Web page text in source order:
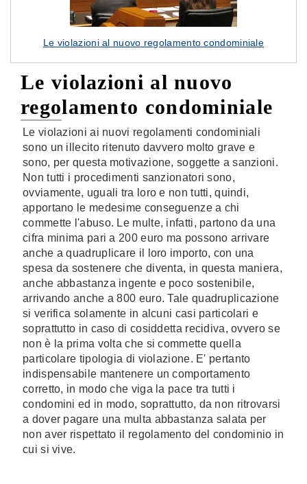
Le violazioni al nuovo regolamento condominiale
Le violazioni al nuovo
regolamento condominiale
Le violazioni ai nuovi regolamenti condominiali
sono un illecito ritenuto davvero molto grave e
sono, per questa motivazione, soggette a sanzioni.
Non tutti i procedimenti sanzionatori sono,
ovviamente, uguali tra loro e non tutti, quindi,
apportano le medesime conseguenze a chi
commette l'abuso. Le multe, infatti, partono da una
cifra minima pari a 200 euro ma possono arrivare
anche a quadruplicare il loro importo, con una
spesa da sostenere che diventa, in questa maniera,
anche abbastanza ingente e poco sostenibile,
arrivando anche a 800 euro. Tale quadruplicazione
si verifica solamente in alcuni casi particolari e
soprattutto in caso di cosiddetta recidiva, ovvero se
non è la prima volta che si commette quella
particolare tipologia di violazione. E' pertanto
indispensabile mantenere un comportamento
corretto, in modo che viga la pace tra tutti i
condomini ed in modo, soprattutto, da non ritrovarsi
a dover pagare una multa abbastanza salata per
non aver rispettato il regolamento del condominio in
cui si vive.